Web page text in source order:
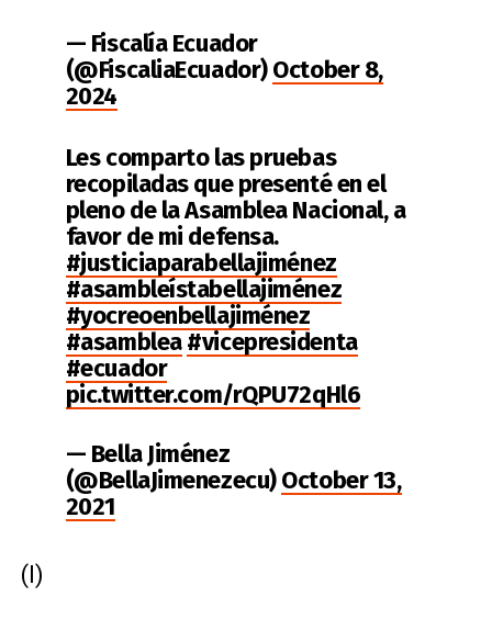
— Fiscalía Ecuador
(@FiscaliaEcuador)October 8,
2024
Les comparto las pruebas
recopiladas que presenté en el
pleno de la Asamblea Nacional, a
favor de mi defensa.
#justiciaparabellajiménez
#asambleístabellajiménez
#yocreoenbellajiménez
#asamblea#vicepresidenta
#ecuador
pic.twitter.com/rQPU72qHl6
— Bella Jiménez
(@BellaJimenezecu)October 13,
2021
(I)